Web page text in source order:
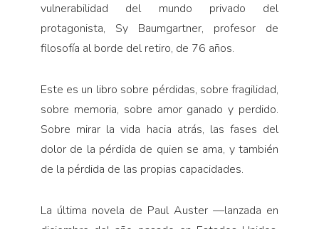
vulnerabilidad del mundo privado del
protagonista, Sy Baumgartner, profesor de
filosofía al borde del retiro, de 76 años.
Este es un libro sobre pérdidas, sobre fragilidad,
sobre memoria, sobre amor ganado y perdido.
Sobre mirar la vida hacia atrás, las fases del
dolor de la pérdida de quien se ama, y también
de la pérdida de las propias capacidades.
La última novela de Paul Auster —lanzada en